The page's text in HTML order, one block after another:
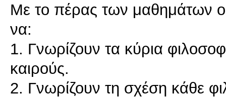
Με το πέρας των μαθημάτων
να:
1. Γνωρίζουν τα κύρια
καιρούς.
2. Γνωρίζουν τη σχέση κάθε